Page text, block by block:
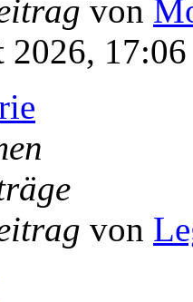
von
2026, 17:06
von